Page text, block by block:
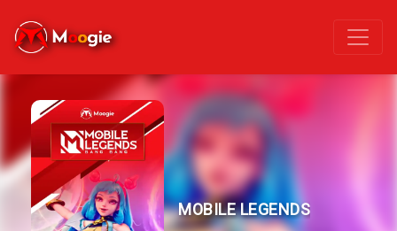
MOBILE LEGENDS